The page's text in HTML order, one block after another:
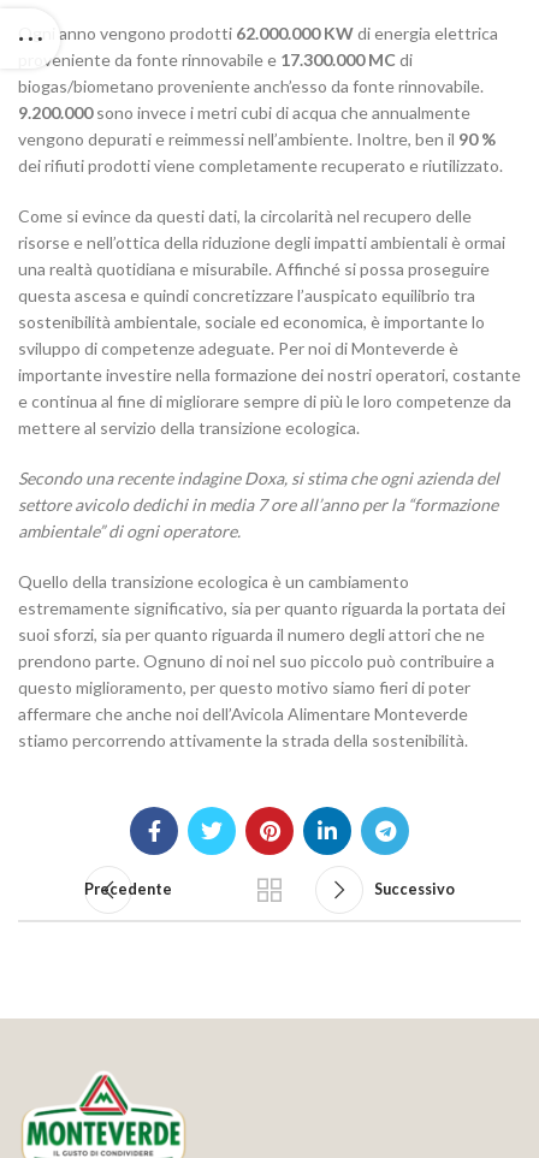
Ogni anno vengono prodotti 62.000.000 KWdi energia elettrica
proveniente da fonte rinnovabile e 17.300.000 MC di
biogas/biometano proveniente anch’esso da fonte rinnovabile.
9.200.000sono invece i metri cubi di acqua che annualmente
vengono depurati e reimmessi nell’ambiente. Inoltre, ben il 90 %
dei rifiuti prodotti viene completamente recuperato e riutilizzato.
Come si evince da questi dati, la circolarità nel recupero delle
risorse e nell’ottica della riduzione degli impatti ambientali è ormai
una realtà quotidiana e misurabile. Affinché si possa proseguire
questa ascesa e quindi concretizzare l’auspicato equilibrio tra
sostenibilità ambientale, sociale ed economica, è importante lo
sviluppo di competenze adeguate. Per noi di Monteverde è
importante investire nella formazione dei nostri operatori, costante
e continua al fine di migliorare sempre di più le loro competenze da
mettere al servizio della transizione ecologica.
Secondo una recente indagine Doxa, si stima che ogni azienda del
settore avicolo dedichi in media 7 ore all’anno per la “formazione
ambientale” di ogni operatore.
Quello della transizione ecologica è un cambiamento
estremamente significativo, sia per quanto riguarda la portata dei
suoi sforzi, sia per quanto riguarda il numero degli attori che ne
prendono parte. Ognuno di noi nel suo piccolo può contribuire a
questo miglioramento, per questo motivo siamo fieri di poter
affermare che anche noi dell’Avicola Alimentare Monteverde
stiamo percorrendo attivamente la strada della sostenibilità.
Precedente Successivo